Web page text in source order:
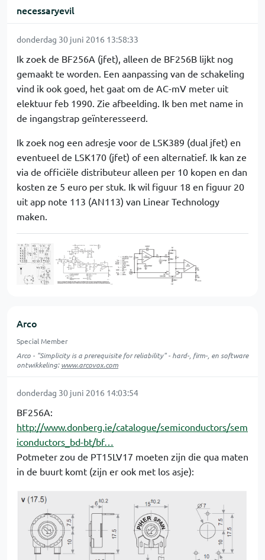
necessaryevil
donderdag 30 juni 2016 13:58:33
Ik zoek de BF256A (jfet), alleen de BF256B lijkt nog
gemaakt te worden. Een aanpassing van de schakeling
vind ik ook goed, het gaat om de AC-mV meter uit
elektuur feb 1990. Zie afbeelding. Ik ben met name in
de ingangstrap geïnteresseerd.
Ik zoek nog een adresje voor de LSK389 (dual jfet) en
eventueel de LSK170 (jfet) of een alternatief. Ik kan ze
via de officiële distributeur alleen per 10 kopen en dan
kosten ze 5 euro per stuk. Ik wil figuur 18 en figuur 20
uit app note 113 (AN113) van Linear Technology
maken.
Arco
Special Member
Arco - "Simplicity is a prerequisite for reliability" - hard-, firm-, en software
ontwikkeling:www.arcovox.com
donderdag 30 juni 2016 14:03:54
BF256A:
http://www.donberg.ie/catalogue/semiconductors/sem
iconductors_bd-bt/bf…
Potmeter zou de PT15LV17 moeten zijn die qua maten
in de buurt komt (zijn er ook met los asje):